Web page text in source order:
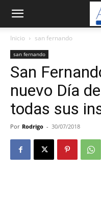
Inicio san fernando
san fernando
San
nuevo Día
todas sus
Por Rodrigo - 30/07/2018